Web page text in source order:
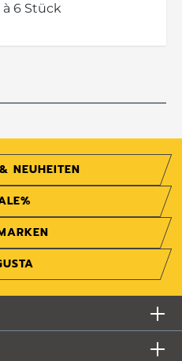
6 Stück
NEUHEITEN